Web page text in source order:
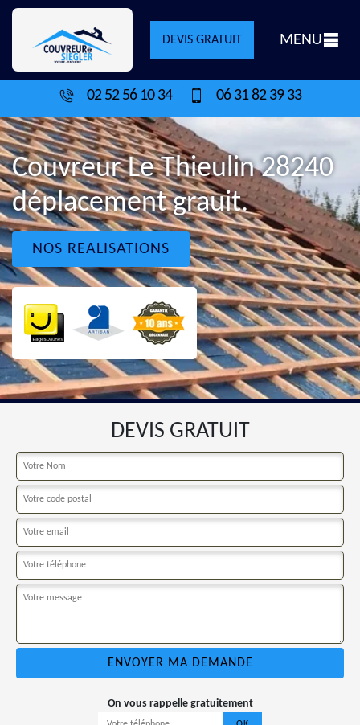
DEVIS GRATUIT MENU
02 52 56 10 34 06 31 82 39 33
Couvreur Le Thieulin 28240
déplacement grauit.
NOS REALISATIONS
DEVIS GRATUIT
On vous rappelle gratuitement